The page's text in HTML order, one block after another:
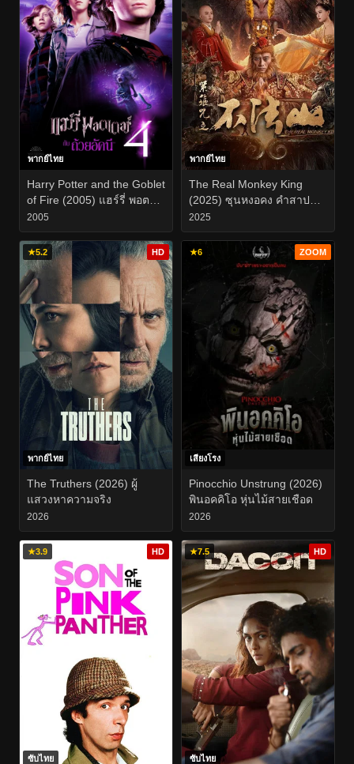
พากย์ไทย
Harry Potter and the Goblet
of Fire (2005) แฮร์รี่ พอต
เตอร์ กับ ถ้วยอัคนี
2005
พากย์ไทย
The Real Monkey King
(2025) ซุนหงอคง คำสาป
บ่วงรัดเกล้า
2025
★5.2 HD
พากย์ไทย
The Truthers (2026) ผู้
แสวงหาความจริง
2026
★6 ZOOM
เสียงโรง
Pinocchio Unstrung (2026)
พินอคคิโอ หุ่นไม้สายเชือด
2026
★3.9 HD
ซับไทย
★7.5 HD
ซับไทย